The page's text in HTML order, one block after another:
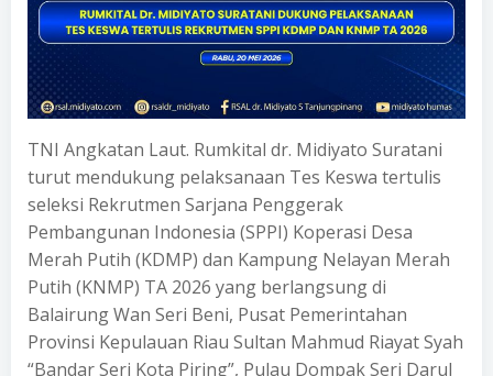
TNI Angkatan Laut. Rumkital dr. Midiyato Suratani
turut mendukung pelaksanaan Tes Keswa tertulis
seleksi Rekrutmen Sarjana Penggerak
Pembangunan Indonesia (SPPI) Koperasi Desa
Merah Putih (KDMP) dan Kampung Nelayan Merah
Putih (KNMP) TA 2026 yang berlangsung di
Balairung Wan Seri Beni, Pusat Pemerintahan
Provinsi Kepulauan Riau Sultan Mahmud Riayat Syah
“Bandar Seri Kota Piring”, Pulau Dompak Seri Darul